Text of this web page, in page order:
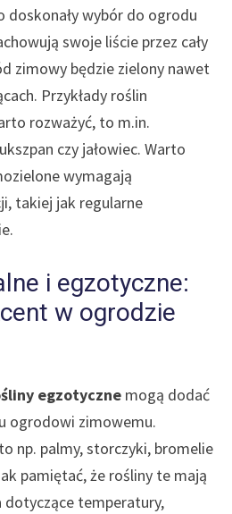
doskonały wybór do ogrodu
swoje liście przez cały
zimowy będzie zielony nawet
Przykłady roślin
rozważyć, to m.in.
czy jałowiec. Warto
wymagają
takiej jak regularne
i egzotyczne:
w ogrodzie
egzotyczne mogą dodać
ogrodowi zimowemu.
np. palmy, storczyki, bromelie
pamiętać, że rośliny te mają
dotyczące temperatury,